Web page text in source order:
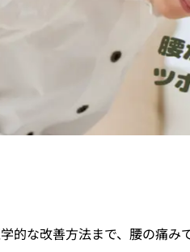
的な改善方法まで、腰の痛